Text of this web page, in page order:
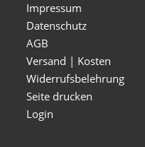
Impressum
Datenschutz
AGB
Versand | Kosten
Widerrufsbelehrung
Seite drucken
Login